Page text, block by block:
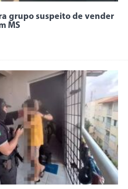
grupo suspeito de vender
MS